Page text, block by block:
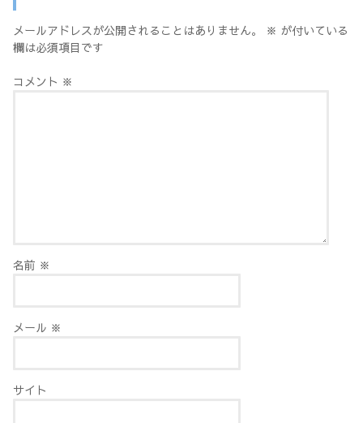
メールアドレスが公開されることはありません。 ※ が付いている
欄は必須項目です
コメント ※
名前 ※
メール ※
サイト